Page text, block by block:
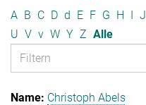
A B C D d E F G H I J
U V v W Y Z Alle
Christoph Abels